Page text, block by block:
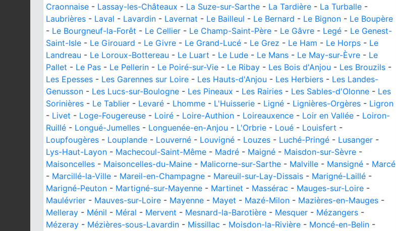
Craonnaise - Lassay-les-Châteaux - La Suze-sur-Sarthe - La Tardière - La Turballe -
Laubrières - Laval - Lavardin - Lavernat - Le Bailleul - Le Bernard - Le Bignon - Le Boupère
- Le Bourgneuf-la-Forêt - Le Cellier - Le Champ-Saint-Père - Le Gâvre - Legé - Le Genest-
Saint-Isle - Le Girouard - Le Givre - Le Grand-Lucé - Le Grez - Le Ham - Le Horps - Le
Landreau - Le Loroux-Bottereau - Le Luart - Le Lude - Le Mans - Le May-sur-Èvre - Le
Pallet - Le Pas - Le Pellerin - Le Poiré-sur-Vie - Le Ribay - Les Bois d'Anjou - Les Brouzils -
Les Epesses - Les Garennes sur Loire - Les Hauts-d'Anjou - Les Herbiers - Les Landes-
Genusson - Les Lucs-sur-Boulogne - Les Pineaux - Les Rairies - Les Sables-d'Olonne - Les
Sorinières - Le Tablier - Levaré - Lhomme - L'Huisserie - Ligné - Lignières-Orgères - Ligron
- Livet - Loge-Fougereuse - Loiré - Loire-Authion - Loireauxence - Loir en Vallée - Loiron-
Ruillé - Longué-Jumelles - Longuenée-en-Anjou - L'Orbrie - Loué - Louisfert -
Loupfougères - Louplande - Louverné - Louvigné - Louzes - Luché-Pringé - Lusanger -
Lys-Haut-Layon - Machecoul-Saint-Même - Madré - Maigné - Maisdon-sur-Sèvre -
Maisoncelles - Maisoncelles-du-Maine - Malicorne-sur-Sarthe - Malville - Mansigné - Marcé
- Marcillé-la-Ville - Mareil-en-Champagne - Mareuil-sur-Lay-Dissais - Marigné-Laillé -
Marigné-Peuton - Martigné-sur-Mayenne - Martinet - Massérac - Mauges-sur-Loire -
Maulévrier - Mauves-sur-Loire - Mayenne - Mayet - Mazé-Milon - Mazières-en-Mauges -
Melleray - Ménil - Méral - Mervent - Mesnard-la-Barotière - Mesquer - Mézangers -
Mézeray - Mézières-sous-Lavardin - Missillac - Moisdon-la-Rivière - Moncé-en-Belin -